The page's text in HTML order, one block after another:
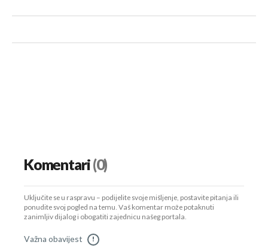
Komentari(0)
Uključite se u raspravu – podijelite svoje mišljenje, postavite pitanja ili
ponudite svoj pogled na temu. Vaš komentar može potaknuti
zanimljiv dijalog i obogatiti zajednicu našeg portala.
Važna obavijest !